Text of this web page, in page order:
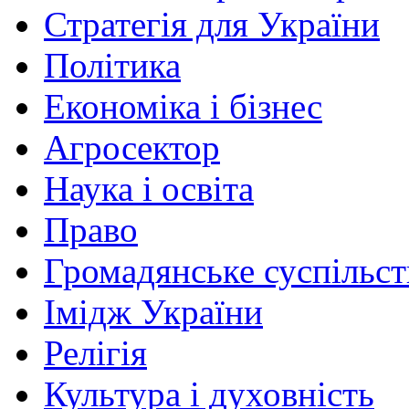
Стратегія для України
Політика
Економіка і бізнес
Агросектор
Наука і освіта
Право
Громадянське
Імідж України
Релігія
Культура і духовність